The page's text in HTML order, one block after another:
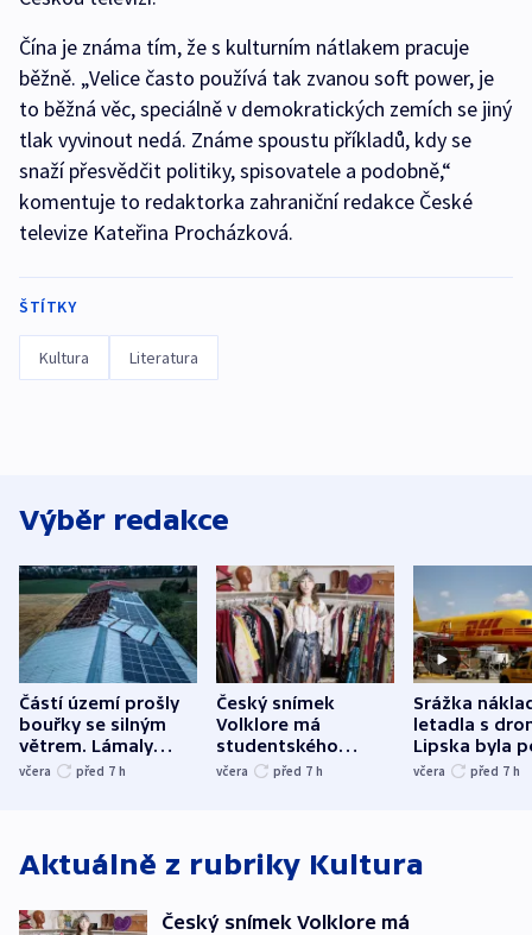
Čína je známa tím, že s kulturním nátlakem pracuje
běžně. „Velice často používá tak zvanou soft power, je
to běžná věc, speciálně v demokratických zemích se jiný
tlak vyvinout nedá. Známe spoustu příkladů, kdy se
snaží přesvědčit politiky, spisovatele a podobně,“
komentuje to redaktorka zahraniční redakce České
televize Kateřina Procházková.
ŠTÍTKY
Kultura Literatura
Výběr redakce
Částí území prošly
bouřky se silným
větrem. Lámaly
stromy a poničily
včera před 7 h
Český snímek
Volklore má
studentského
Oscara, zabojuje o
včera před 7 h
Srážka
letadla s
Lipska byla
německého
včera před 7 h
Aktuálně z rubriky Kultura
Český snímek Volklore má